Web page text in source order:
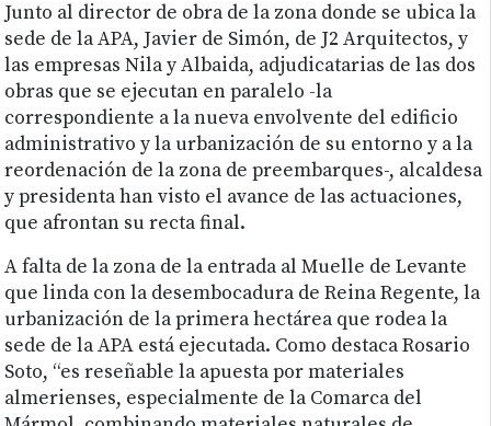
Junto al director de obra de la zona donde se ubica la
sede de la APA, Javier de Simón, de J2 Arquitectos, y
las empresas Nila y Albaida, adjudicatarias de las dos
obras que se ejecutan en paralelo -la
correspondiente a la nueva envolvente del edificio
administrativo y la urbanización de su entorno y a la
reordenación de la zona de preembarques-, alcaldesa
y presidenta han visto el avance de las actuaciones,
que afrontan su recta final.
A falta de la zona de la entrada al Muelle de Levante
que linda con la desembocadura de Reina Regente, la
urbanización de la primera hectárea que rodea la
sede de la APA está ejecutada. Como destaca Rosario
Soto, “es reseñable la apuesta por materiales
almerienses, especialmente de la Comarca del